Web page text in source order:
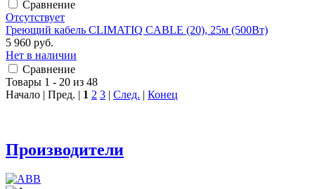
Сравнение
Отсутствует
Греющий кабель CLIMATIQ CABLE (20), 25м (500Вт)
5 960 руб.
Нет в наличии
Сравнение
Товары 1 - 20 из 48
Начало | Пред. | 1 2 3 | След. | Конец
Производители